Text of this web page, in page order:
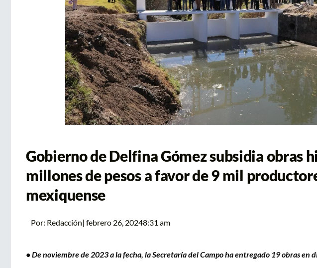
Gobierno de Delfina Gómez subsidia obras
millones de pesos a favor de 9 mil
mexiquense
Por: Redacción| febrero 26, 20248:31 am
• De noviembre de 2023 a la fecha, la Secretaría del Campo ha entregado 19 obras en